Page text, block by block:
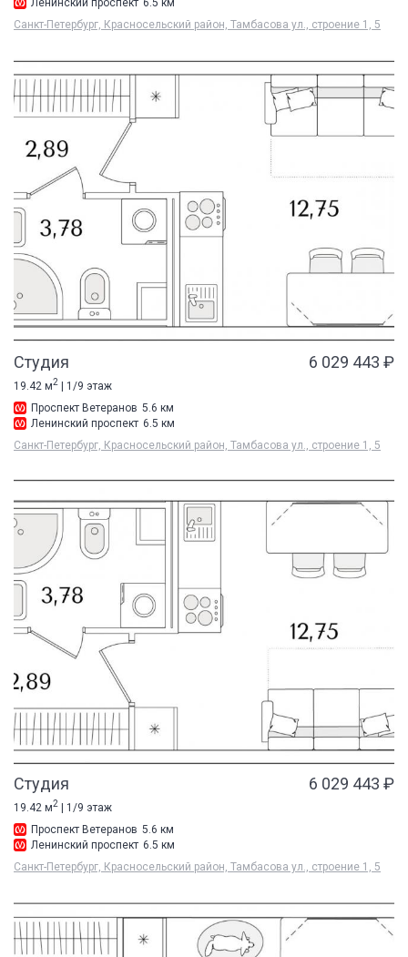
Санкт-Петербург, Красносельский район, Тамбасова ул., строение 1, 5
Студия 6 029 443 ₽
19.42 м2
| 1/9 этаж
Проспект Ветеранов 5.6 км
Ленинский проспект 6.5 км
Санкт-Петербург, Красносельский район, Тамбасова ул., строение 1, 5
Студия 6 029 443 ₽
19.42 м2 | 1/9 этаж
Проспект Ветеранов 5.6 км
Ленинский проспект 6.5 км
Санкт-Петербург, Красносельский район, Тамбасова ул., строение 1, 5